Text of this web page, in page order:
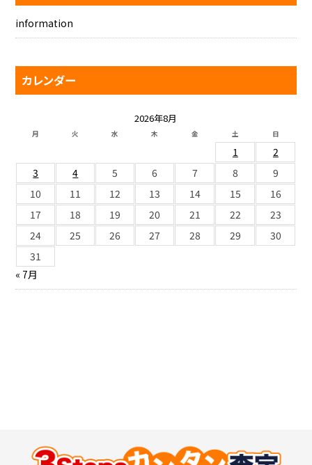
information
カレンダー
2026年8月
月 火 水 木 金 土 日
1
2
3
4 5 6 7 8
9
10
11 12 13 14 15
16
17
18 19 20 21 22
23
24
25 26 27 28 29
30
31
« 7月